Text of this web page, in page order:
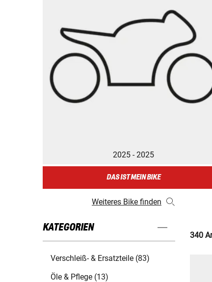
2025 - 2025
DAS IST MEIN BIKE
Weiteres Bike finden
KATEGORIEN
Verschleiß- & Ersatzteile (83)
Öle & Pflege (13)
340